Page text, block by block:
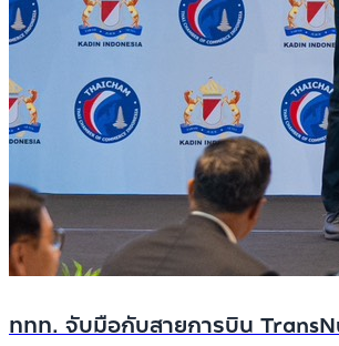
ททท. จับมือกับสายการบิน